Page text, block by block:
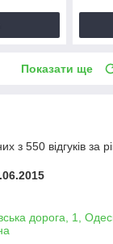
Показати ще
з 550 відгуків за
дорога, 1,